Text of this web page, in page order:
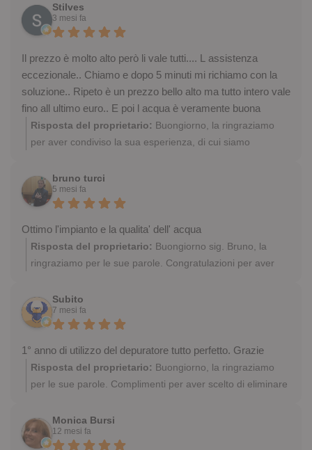
Stilves
3 mesi fa
Il prezzo è molto alto però li vale tutti.... L assistenza
eccezionale.. Chiamo e dopo 5 minuti mi richiamo con la
soluzione.. Ripeto è un prezzo bello alto ma tutto intero vale
fino all ultimo euro.. E poi l acqua è veramente buona
Risposta del proprietario: Buongiorno, la ringraziamo
per aver condiviso la sua esperienza, di cui siamo
qualità dal rubinetto di casa, eliminando le bottiglie di
plastica! Sempre a sua disposizione
bruno turci
5 mesi fa
Ottimo l'impianto e la qualita' dell' acqua
Risposta del proprietario: Buongiorno sig. Bruno, la
ringraziamo per le sue parole. Congratulazioni per aver
sostenere l'ambiente! Ci auguriamo di risentirla, sempre a
sua disposizione
Subito
7 mesi fa
1° anno di utilizzo del depuratore tutto perfetto. Grazie
Risposta del proprietario: Buongiorno, la ringraziamo
per le sue parole. Complimenti per aver scelto di eliminare
Sempre a sua disposizione
Monica Bursi
12 mesi fa